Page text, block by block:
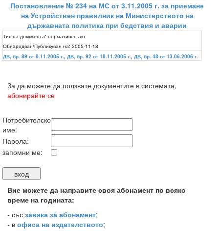
Постановление № 234 на МС от 3.11.2005 г. за приемане
на Устройствен правилник на Министерството на
държавната политика при бедствия и аварии
Тип на документа: нормативен акт
Обнародван/Публикуван на: 2005-11-18
ДВ, бр. 89 от 8.11.2005 г., ДВ, бр. 92 от 18.11.2005 г., ДВ, бр. 48 от 13.06.2006 г.
За да можете да ползвате документите в системата,
абонирайте се
Потребителско
име:
Парола:
запомни ме:
Вие можете да направите своя абонамент по всяко
време на годината:
- със завяка за абонамент;
- в офиса на издателството;